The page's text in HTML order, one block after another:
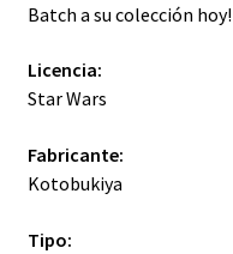
Batch a su colección hoy!
Licencia:
Star Wars
Fabricante:
Kotobukiya
Tipo: